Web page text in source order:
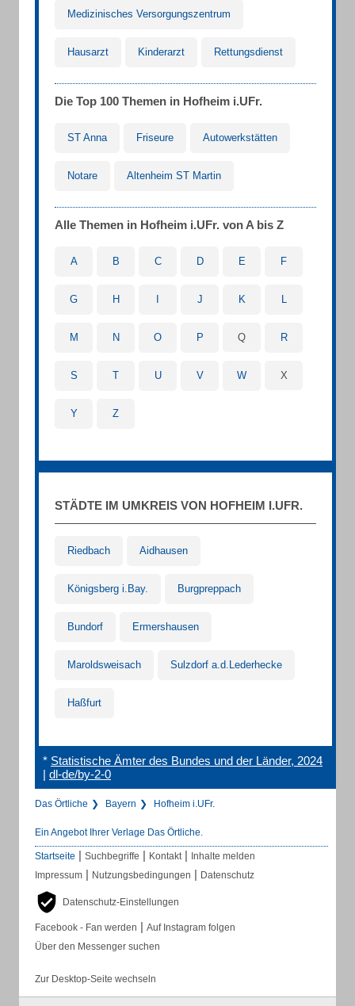
Medizinisches Versorgungszentrum
Hausarzt Kinderarzt Rettungsdienst
Die Top 100 Themen in Hofheim i.UFr.
ST Anna Friseure Autowerkstätten
Notare Altenheim ST Martin
Alle Themen in Hofheim i.UFr. von A bis Z
A B C D E F
G H J K L
M N O P Q R
S T U V W X
Y Z
STÄDTE IM UMKREIS VON HOFHEIM I.UFR.
Riedbach Aidhausen
Königsberg i.Bay. Burgpreppach
Bundorf Ermershausen
Maroldsweisach Sulzdorf a.d.Lederhecke
Haßfurt
* Statistische Ämter des Bundes und der Länder, 2024
| dl-de/by-2-0
Das Örtliche Bayern Hofheim i.UFr.
Ein Angebot Ihrer Verlage Das Örtliche.
Startseite | Suchbegriffe | Kontakt | Inhalte melden
Impressum | Nutzungsbedingungen | Datenschutz
Datenschutz-Einstellungen
Facebook - Fan werden | Auf Instagram folgen
Über den Messenger suchen
Zur Desktop-Seite wechseln